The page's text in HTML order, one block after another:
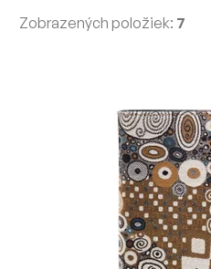
Zobrazených položiek: 7